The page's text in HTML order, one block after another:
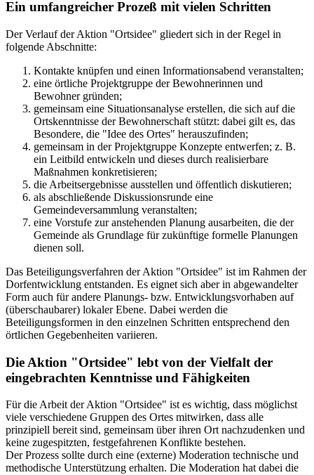
Ein umfangreicher Prozeß mit vielen Schritten
Der Verlauf der Aktion "Ortsidee" gliedert sich in der Regel in
folgende Abschnitte:
Kontakte knüpfen und einen Informationsabend veranstalten;
eine örtliche Projektgruppe der Bewohnerinnen und
Bewohner gründen;
gemeinsam eine Situationsanalyse erstellen, die sich auf die
Ortskenntnisse der Bewohnerschaft stützt: dabei gilt es, das
Besondere, die "Idee des Ortes" herauszufinden;
gemeinsam in der Projektgruppe Konzepte entwerfen; z. B.
ein Leitbild entwickeln und dieses durch realisierbare
Maßnahmen konkretisieren;
die Arbeitsergebnisse ausstellen und öffentlich diskutieren;
als abschließende Diskussionsrunde eine
Gemeindeversammlung veranstalten;
eine Vorstufe zur anstehenden Planung ausarbeiten, die der
Gemeinde als Grundlage für zukünftige formelle Planungen
dienen soll.
Das Beteiligungsverfahren der Aktion "Ortsidee" ist im Rahmen der
Dorfentwicklung entstanden. Es eignet sich aber in abgewandelter
Form auch für andere Planungs- bzw. Entwicklungsvorhaben auf
(überschaubarer) lokaler Ebene. Dabei werden die
Beteiligungsformen in den einzelnen Schritten entsprechend den
örtlichen Gegebenheiten variieren.
Die Aktion "Ortsidee" lebt von der Vielfalt der
eingebrachten Kenntnisse und Fähigkeiten
Für die Arbeit der Aktion "Ortsidee" ist es wichtig, dass möglichst
viele verschiedene Gruppen des Ortes mitwirken, dass alle
prinzipiell bereit sind, gemeinsam über ihren Ort nachzudenken und
keine zugespitzten, festgefahrenen Konflikte bestehen.
Der Prozess sollte durch eine (externe) Moderation technische und
methodische Unterstützung erhalten. Die Moderation hat dabei die